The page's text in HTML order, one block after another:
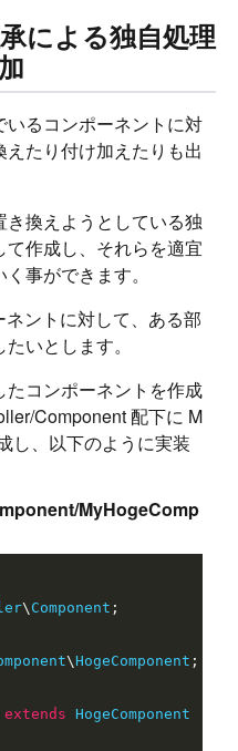
による独自処理
るコンポーネントに対
たり付け加えたりも出
換えようとしている独
作成し、それらを適宜
事ができます。
ントに対して、ある部
いとします。
たコンポーネントを作成
Component 配下に M
し、以下のように実装
MyHogeComp
\ Component ;
\HogeComponent ;
extends
HogeComponent